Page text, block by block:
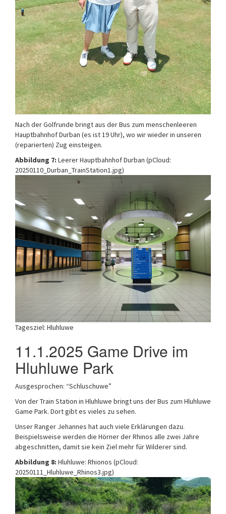
Nach der Golfrunde bringt aus der Bus zum menschenleeren
Hauptbahnhof Durban (es ist 19 Uhr), wo wir wieder in unseren
(reparierten) Zug einsteigen.
Abbildung 7: Leerer Hauptbahnhof Durban (pCloud:
20250110_Durban_TrainStation1.jpg)
Tagesziel: Hluhluwe
11.1.2025 Game Drive im
Hluhluwe Park
Ausgesprochen: “Schluschuwe”
Von der Train Station in Hluhluwe bringt uns der Bus zum Hluhluwe
Game Park. Dort gibt es vieles zu sehen.
Unser Ranger Jehannes hat auch viele Erklärungen dazu.
Beispielsweise werden die Hörner der Rhinos alle zwei Jahre
abgeschnitten, damit sie kein Ziel mehr für Wilderer sind.
Abbildung 8: Hluhluwe: Rhionos (pCloud:
20250111_Hluhluwe_Rhinos3.jpg)